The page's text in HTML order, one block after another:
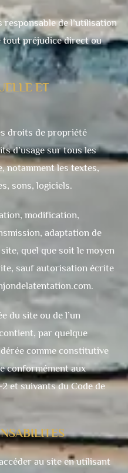
responsable de l’utilisation
tout préjudice direct ou
ET
droits de propriété
d’usage sur tous les
notamment les textes,
sons, logiciels.
modification,
adaptation de
quel que soit le moyen
sauf autorisation écrite
.
du site ou de l’un
par quelque
comme constitutive
conformément aux
et suivants du Code de
au site en utilisant